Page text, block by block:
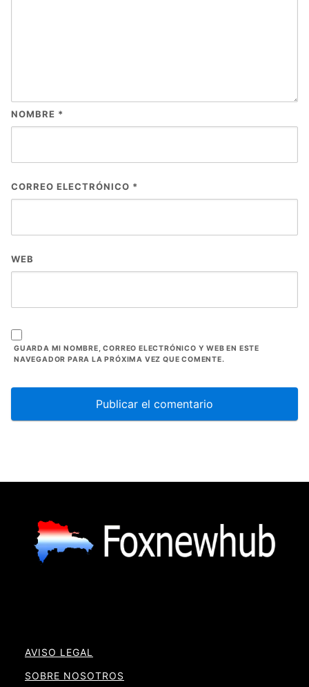
NOMBRE *
CORREO ELECTRÓNICO *
WEB
GUARDA MI NOMBRE, CORREO ELECTRÓNICO Y WEB EN ESTE
NAVEGADOR PARA LA PRÓXIMA VEZ QUE COMENTE.
AVISO LEGAL
SOBRE NOSOTROS